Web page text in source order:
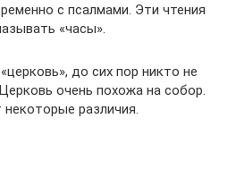
с псалмами. Эти чтения
«часы».
до сих пор никто не
очень похожа на собор.
различия.